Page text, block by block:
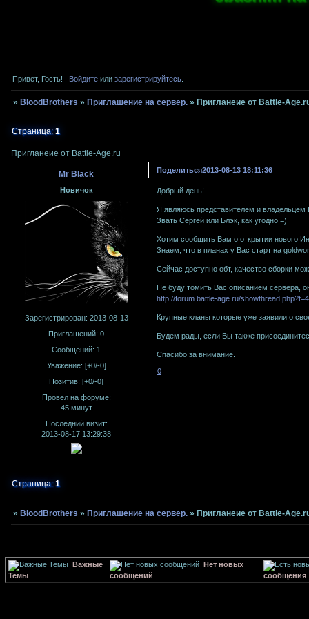
Привет, Гость! Войдитеили зарегистрируйтесь.
» BloodBrothers » Приглашение на сервер. » Пригланеие от Battle-
Пригланеие от Battle-Age.ru
Страница:1
Поделиться2013-08-13 18:11:36
Mr Black
Новичок
Зарегистрирован: 2013-08-13
Приглашений: 0
Сообщений: 1
Уважение: [+0/-0]
Позитив: [+0/-0]
Провел на форуме:
45 минут
Последний визит:
2013-08-17 13:29:38
Добрый день!
Я являюсь представителем и владельцем
Звать Сергей или Блэк, как угодно =)
Хотим сообщить Вам о открытии нового
Знаем, что в планах у Вас старт на
Сейчас доступно обт, качество сборки
Не буду томить Вас описанием сервера,
http://forum.battle-age.ru/
Крупные кланы которые уже заявили о
Будем рады, если Вы также
Спасибо за внимание.
0
Страница:1
» BloodBrothers » Приглашение на сервер. » Пригланеие от Battle-
Важные
Темы
Нет новых
сообщений
сообщения